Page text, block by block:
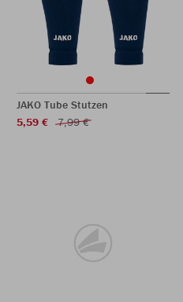
JAKO Tube Stutzen
5,59 €
7,99 €